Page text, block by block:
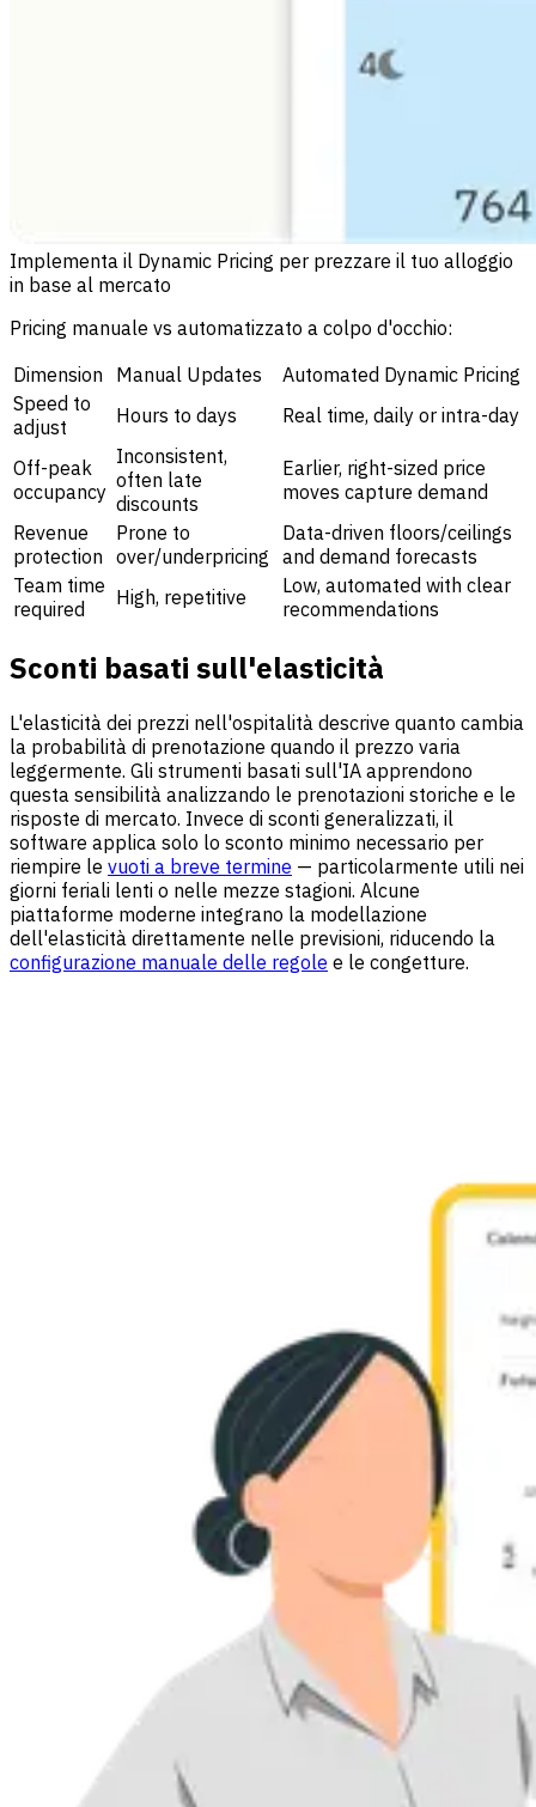
Implementa il Dynamic Pricing per prezzare il tuo alloggio
in base al mercato
Pricing manuale vs automatizzato a colpo d'occhio:
Dimension Manual Updates
Automated Dynamic Pricing
Speed to
adjust
Hours to days Real time, daily or intra-day
Off-peak
occupancy
Inconsistent,
often late
discounts
Earlier, right-sized price
moves capture demand
Revenue
protection
Prone to
over/underpricing
Data-driven floors/ceilings
and demand forecasts
Team time
required
High, repetitive
Low, automated with clear
recommendations
Sconti basati sull'elasticità
L'elasticità dei prezzi nell'ospitalità descrive quanto cambia
la probabilità di prenotazione quando il prezzo varia
leggermente. Gli strumenti basati sull'IA apprendono
questa sensibilità analizzando le prenotazioni storiche e le
risposte di mercato. Invece di sconti generalizzati, il
software applica solo lo sconto minimo necessario per
riempire le vuoti a breve termine — particolarmente utili nei
giorni feriali lenti o nelle mezze stagioni. Alcune
piattaforme moderne integrano la modellazione
dell'elasticità direttamente nelle previsioni, riducendo la
configurazione manuale delle regole e le congetture.